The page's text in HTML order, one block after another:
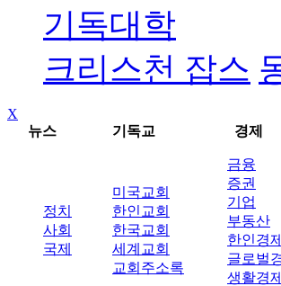
기독대학
크리스천 잡스
X
뉴스
기독교 경제
정치
사회
국제
미국교회
한인교회
한국교회
세계교회
교회주소록
금융
증권
기업
부동산
한인경제
글로벌
생활경제